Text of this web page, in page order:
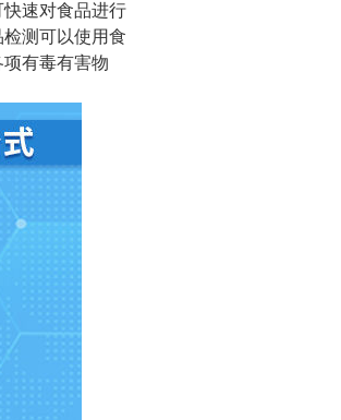
速对食品进行
测可以使用食
有毒有害物